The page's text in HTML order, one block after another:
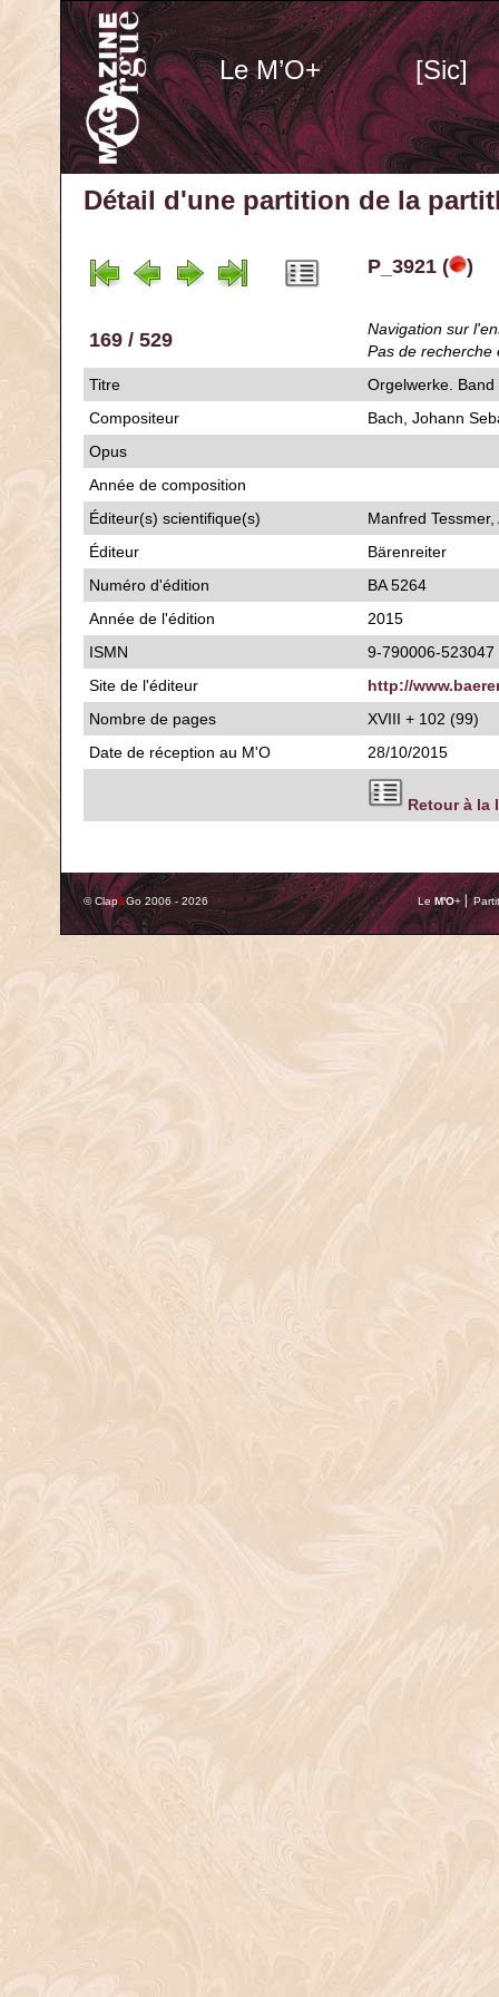
Le M’O+ [Sic]
Détail d'une partition de la
P_3921 ( )
169 / 529
Navigation sur
Pas de recherche
Titre
Orgelwerke.
Compositeur
Bach, Johann
Opus
Année de composition
Éditeur(s) scientifique(s)
Manfred
Éditeur
Bärenreiter
Numéro d'édition
BA 5264
Année de l'édition
2015
ISMN
9-790006-523047
Site de l'éditeur
http://
Nombre de pages
XVIII + 102 (99)
Date de réception au M'O
28/10/2015
Retour à la
© Clap&Go 2006 - 2026 Le M'O+ ⎢